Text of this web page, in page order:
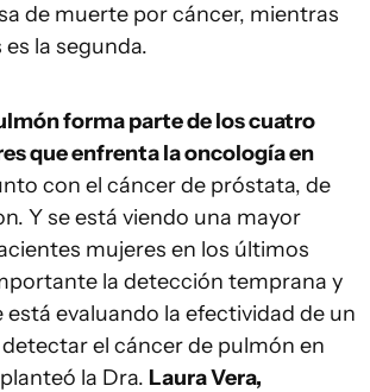
de muerte por cáncer, mientras
la segunda.
forma parte de los cuatro
que enfrenta la oncología en
con el cáncer de próstata, de
Y se está viendo una mayor
mujeres en los últimos
la detección temprana y
evaluando la efectividad de un
el cáncer de pulmón en
la Dra. Laura Vera,